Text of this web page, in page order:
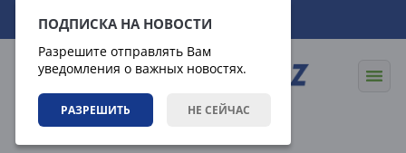
ПОДПИСКА НА НОВОСТИ
Разрешите отправлять Вам
уведомления о важных новостях.
РАЗРЕШИТЬ НЕ СЕЙЧАС
06.08.2026 09:56:00